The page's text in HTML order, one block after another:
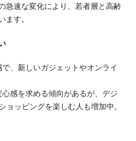
急速な変化により、若者層と高齢
す。
、新しいガジェットやオンライ
感を求める傾向があるが、デジ
ョッピングを楽しむ人も増加中。